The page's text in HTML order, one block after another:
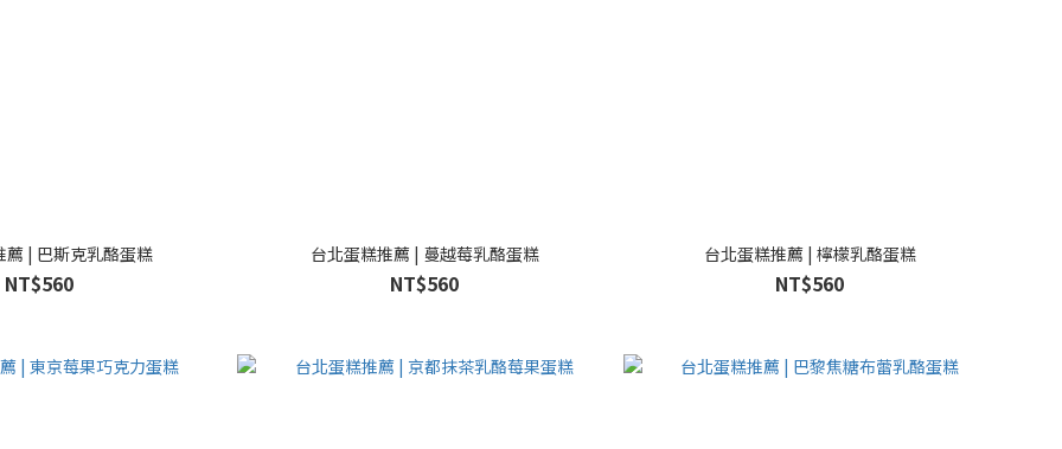
薦 | 巴斯克乳酪蛋糕
NT$560
台北蛋糕推薦 | 蔓越莓乳酪蛋糕
NT$560
台北蛋糕推薦 | 檸檬乳酪蛋糕
NT$560